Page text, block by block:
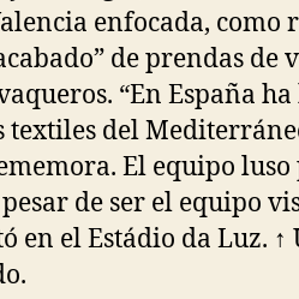
enfocada, como
de prendas de
“En España
textiles del
El equipo
de ser el equipo
en el Estádio da Luz. ↑